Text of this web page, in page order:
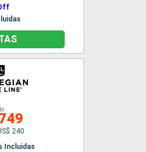
240
Incluidas